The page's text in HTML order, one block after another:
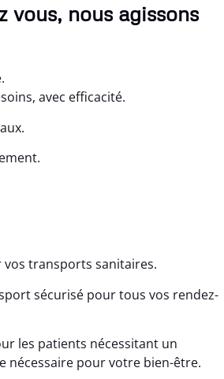
vous, nous agissons
avec efficacité.
transports sanitaires.
sécurisé pour tous vos rendez-
les patients nécessitant un
nécessaire pour votre bien-être.